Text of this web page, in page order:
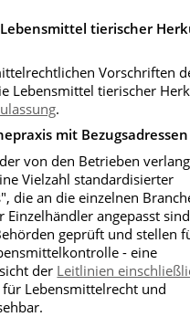
tierischer
Vorschriften
Lebensmittel tierischer
.
mit Bezugsadressen
von den Betrieben
Vielzahl standardisierter
die an die einzelnen
Einzelhändler angepasst
geprüft und stellen
- eine
der Leitlinien
Lebensmittelrecht und